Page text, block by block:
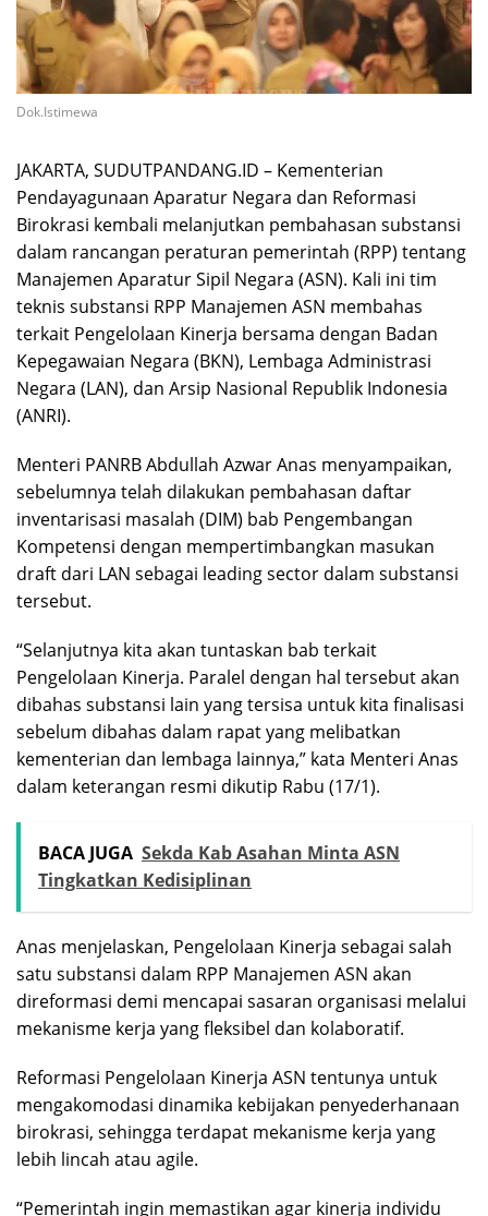
Dok.Istimewa
JAKARTA, SUDUTPANDANG.ID – Kementerian
Pendayagunaan Aparatur Negara dan Reformasi
Birokrasi kembali melanjutkan pembahasan substansi
dalam rancangan peraturan pemerintah (RPP) tentang
Manajemen Aparatur Sipil Negara (ASN). Kali ini tim
teknis substansi RPP Manajemen ASN membahas
terkait Pengelolaan Kinerja bersama dengan Badan
Kepegawaian Negara (BKN), Lembaga Administrasi
Negara (LAN), dan Arsip Nasional Republik Indonesia
(ANRI).
Menteri PANRB Abdullah Azwar Anas menyampaikan,
sebelumnya telah dilakukan pembahasan daftar
inventarisasi masalah (DIM) bab Pengembangan
Kompetensi dengan mempertimbangkan masukan
draft dari LAN sebagai leading sector dalam substansi
tersebut.
“Selanjutnya kita akan tuntaskan bab terkait
Pengelolaan Kinerja. Paralel dengan hal tersebut akan
dibahas substansi lain yang tersisa untuk kita finalisasi
sebelum dibahas dalam rapat yang melibatkan
kementerian dan lembaga lainnya,” kata Menteri Anas
dalam keterangan resmi dikutip Rabu (17/1).
BACA JUGA Sekda Kab Asahan Minta ASN
Tingkatkan Kedisiplinan
Anas menjelaskan, Pengelolaan Kinerja sebagai salah
satu substansi dalam RPP Manajemen ASN akan
direformasi demi mencapai sasaran organisasi melalui
mekanisme kerja yang fleksibel dan kolaboratif.
Reformasi Pengelolaan Kinerja ASN tentunya untuk
mengakomodasi dinamika kebijakan penyederhanaan
birokrasi, sehingga terdapat mekanisme kerja yang
lebih lincah atau agile.
“Pemerintah ingin memastikan agar kinerja individu